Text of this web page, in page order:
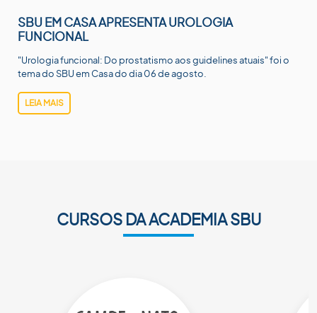
SBU EM CASA APRESENTA UROLOGIA
FUNCIONAL
"Urologia funcional: Do prostatismo aos guidelines atuais" foi o
tema do SBU em Casa do dia 06 de agosto.
LEIA MAIS
CURSOS DA ACADEMIA SBU